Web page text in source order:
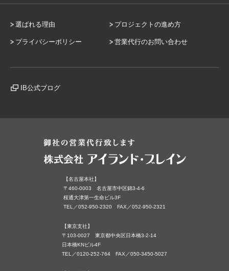
選ばれる理由 プロジェクトの進め方
プライバシーポリシー 営業代行のお問い合わせ
IB公式ブログ
【名古屋本社】
〒460-0003 名古屋市中区錦3-4-6
桜通大津第一生命ビル3F
TEL／052-950-2320 FAX／052-950-2321
【東京支社】
〒103-0027 東京都中央区日本橋3-2-14
日本橋KNビル4F
TEL／0120-252-764 FAX／050-3450-5027